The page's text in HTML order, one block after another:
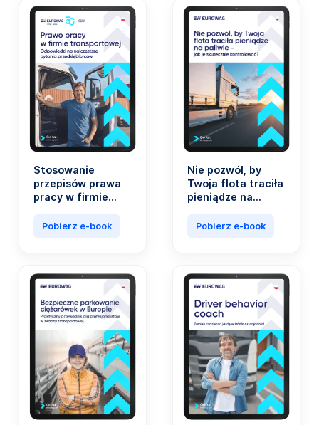
Stosowanie
przepisów prawa
pracy w firmie
musi być
Pobierz e-book
Nie pozwól, by
Twoja flota traciła
pieniądze na
paliwa stanowią
branży
transportowej.
Pobierz e-book